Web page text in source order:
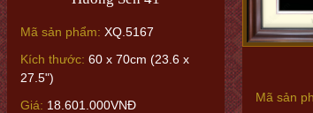
Mã sản phẩm: XQ.5167
Kích thước: 60 x 70cm (23.6 x
27.5")
Giá: 18.601.000VNĐ
Mã sản